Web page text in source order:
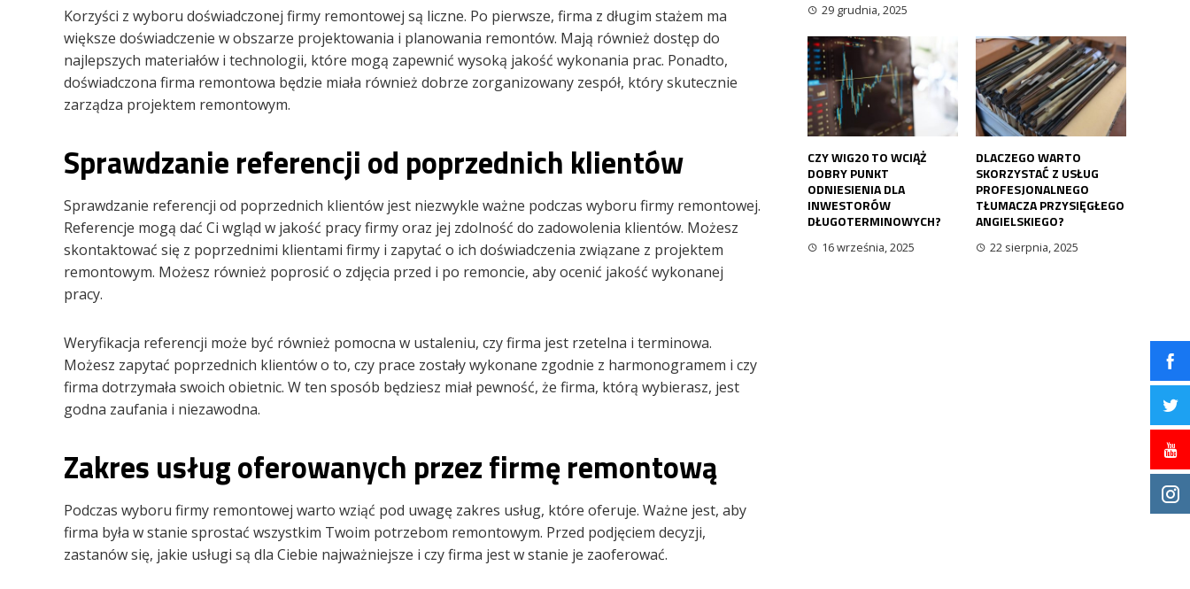
Korzyści z wyboru doświadczonej firmy remontowej są liczne. Po pierwsze, firma z długim stażem ma
większe doświadczenie w obszarze projektowania i planowania remontów. Mają również dostęp do
najlepszych materiałów i technologii, które mogą zapewnić wysoką jakość wykonania prac. Ponadto,
doświadczona firma remontowa będzie miała również dobrze zorganizowany zespół, który skutecznie
zarządza projektem remontowym.
Sprawdzanie referencji od poprzednich klientów
Sprawdzanie referencji od poprzednich klientów jest niezwykle ważne podczas wyboru firmy remontowej.
Referencje mogą dać Ci wgląd w jakość pracy firmy oraz jej zdolność do zadowolenia klientów. Możesz
skontaktować się z poprzednimi klientami firmy i zapytać o ich doświadczenia związane z projektem
remontowym. Możesz również poprosić o zdjęcia przed i po remoncie, aby ocenić jakość wykonanej
pracy.
Weryfikacja referencji może być również pomocna w ustaleniu, czy firma jest rzetelna i terminowa.
Możesz zapytać poprzednich klientów o to, czy prace zostały wykonane zgodnie z harmonogramem i czy
firma dotrzymała swoich obietnic. W ten sposób będziesz miał pewność, że firma, którą wybierasz, jest
godna zaufania i niezawodna.
Zakres usług oferowanych przez firmę remontową
Podczas wyboru firmy remontowej warto wziąć pod uwagę zakres usług, które oferuje. Ważne jest, aby
firma była w stanie sprostać wszystkim Twoim potrzebom remontowym. Przed podjęciem decyzji,
zastanów się, jakie usługi są dla Ciebie najważniejsze i czy firma jest w stanie je zaoferować.
29 grudnia, 2025
CZY WIG20 TO WCIĄŻ
DOBRY PUNKT
ODNIESIENIA DLA
INWESTORÓW
DŁUGOTERMINOWYCH?
16 września, 2025
DLACZEGO WARTO
SKORZYSTAĆ Z USŁUG
PROFESJONALNEGO
TŁUMACZA PRZYSIĘGŁEGO
ANGIELSKIEGO?
22 sierpnia, 2025